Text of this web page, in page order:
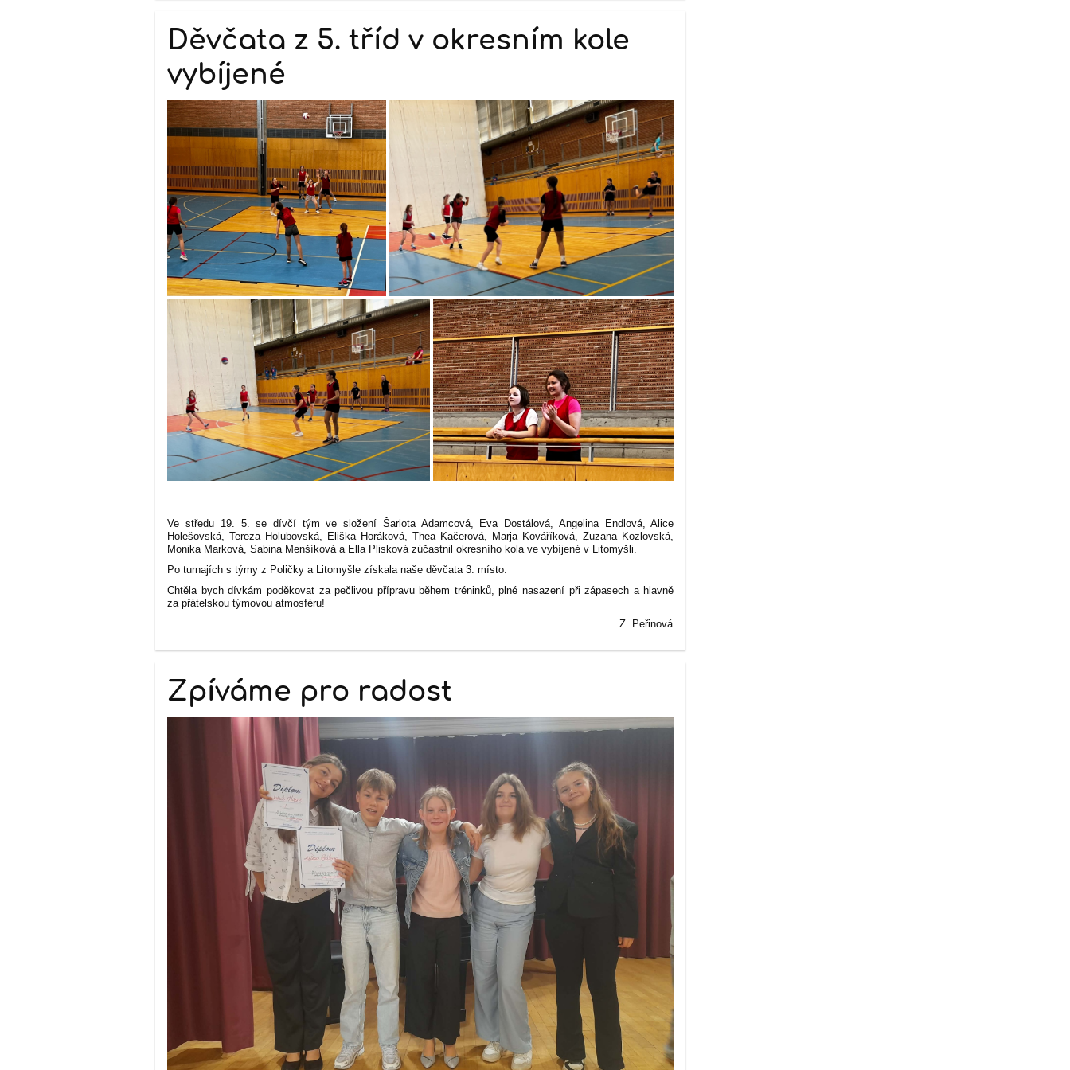
Děvčata z 5. tříd v okresním kole
vybíjené
Ve středu 19. 5. se dívčí tým ve složení Šarlota Adamcová, Eva Dostálová, Angelina Endlová, Alice
Holešovská, Tereza Holubovská, Eliška Horáková, Thea Kačerová, Marja Kováříková, Zuzana Kozlovská,
Monika Marková, Sabina Menšíková a Ella Plisková zúčastnil okresního kola ve vybíjené v Litomyšli.
Po turnajích s týmy z Poličky a Litomyšle získala naše děvčata 3. místo.
Chtěla bych dívkám poděkovat za pečlivou přípravu během tréninků, plné nasazení při zápasech a hlavně
za přátelskou týmovou atmosféru!
Z. Peřinová
Zpíváme pro radost